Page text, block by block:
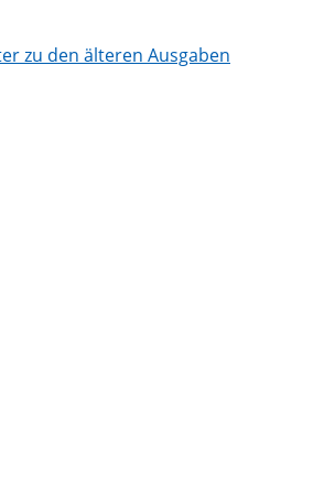
zu den älteren Ausgaben